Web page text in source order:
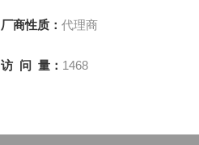
厂商性质： 代理商
访 问 量： 1468